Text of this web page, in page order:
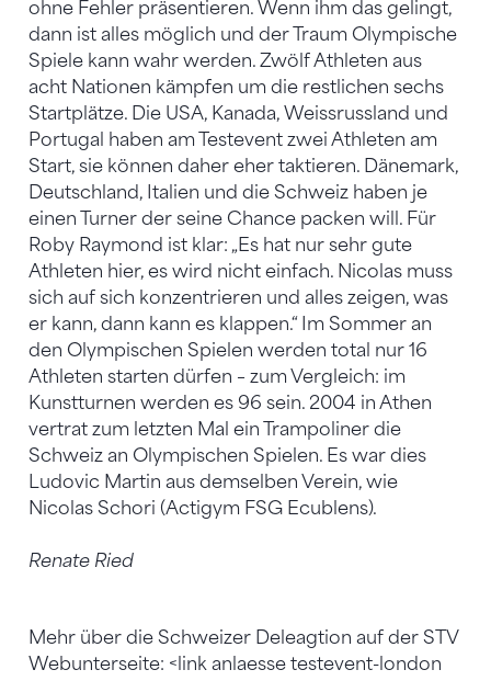
ohne Fehler präsentieren. Wenn ihm das gelingt,
dann ist alles möglich und der Traum Olympische
Spiele kann wahr werden. Zwölf Athleten aus
acht Nationen kämpfen um die restlichen sechs
Startplätze. Die USA, Kanada, Weissrussland und
Portugal haben am Testevent zwei Athleten am
Start, sie können daher eher taktieren. Dänemark,
Deutschland, Italien und die Schweiz haben je
einen Turner der seine Chance packen will. Für
Roby Raymond ist klar: „Es hat nur sehr gute
Athleten hier, es wird nicht einfach. Nicolas muss
sich auf sich konzentrieren und alles zeigen, was
er kann, dann kann es klappen.“ Im Sommer an
den Olympischen Spielen werden total nur 16
Athleten starten dürfen – zum Vergleich: im
Kunstturnen werden es 96 sein. 2004 in Athen
vertrat zum letzten Mal ein Trampoliner die
Schweiz an Olympischen Spielen. Es war dies
Ludovic Martin aus demselben Verein, wie
Nicolas Schori (Actigym FSG Ecublens).
Renate Ried
Mehr über die Schweizer Deleagtion auf der STV
Webunterseite: <link anlaesse testevent-london